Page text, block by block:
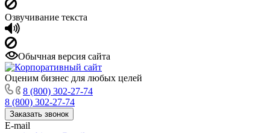
Озвучивание текста
Обычная версия сайта
Оценим бизнес для любых целей
8 (800) 302-27-74
8 (800) 302-27-74
Заказать звонок
E-mail